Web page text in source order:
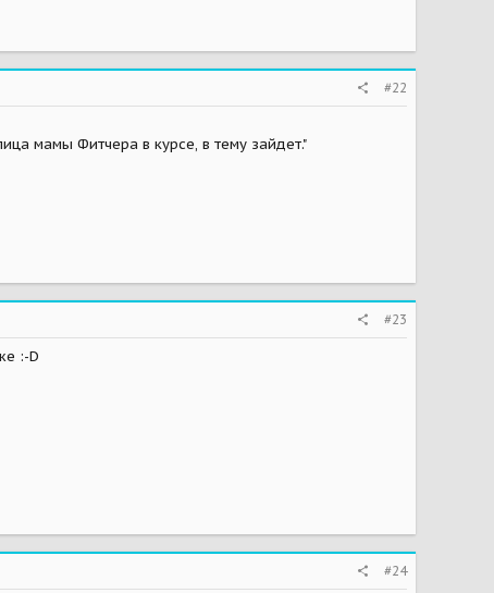
#22
мамы Фитчера в курсе, в тему зайдет."
#23
:-D
#24